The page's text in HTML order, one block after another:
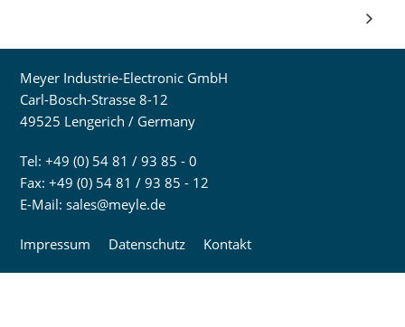
Meyer Industrie-Electronic GmbH
Carl-Bosch-Strasse 8-12
49525 Lengerich / Germany
Tel: +49 (0) 54 81 / 93 85 - 0
Fax: +49 (0) 54 81 / 93 85 - 12
E-Mail:sales@meyle.de
Impressum Datenschutz Kontakt